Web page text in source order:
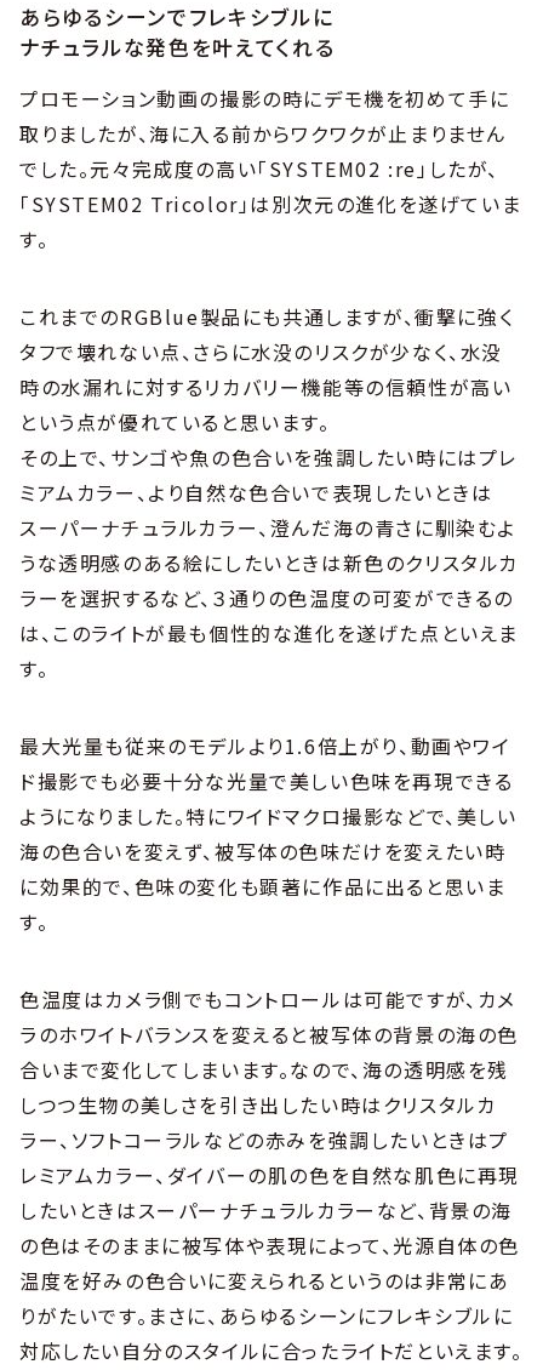
あらゆるシーンでフレキシブルに
ナチュラルな発色を叶えてくれる
プロモーション動画の撮影の時にデモ機を初めて手に
取りましたが、海に入る前からワクワクが止まりません
でした。元々完成度の高い「SYSTEM02 :re」したが、
「SYSTEM02 Tricolor」は別次元の進化を遂げていま
す。
これまでのRGBlue製品にも共通しますが、衝撃に強く
タフで壊れない点、さらに水没のリスクが少なく、水没
時の水漏れに対するリカバリー機能等の信頼性が高い
という点が優れていると思います。
その上で、サンゴや魚の色合いを強調したい時にはプレ
ミアムカラー、より自然な色合いで表現したいときは
スーパーナチュラルカラー、澄んだ海の青さに馴染むよ
うな透明感のある絵にしたいときは新色のクリスタルカ
ラーを選択するなど、３通りの色温度の可変ができるの
は、このライトが最も個性的な進化を遂げた点といえま
す。
最大光量も従来のモデルより1.6倍上がり、動画やワイ
ド撮影でも必要十分な光量で美しい色味を再現できる
ようになりました。特にワイドマクロ撮影などで、美しい
海の色合いを変えず、被写体の色味だけを変えたい時
に効果的で、色味の変化も顕著に作品に出ると思いま
す。
色温度はカメラ側でもコントロールは可能ですが、カメ
ラのホワイトバランスを変えると被写体の背景の海の色
合いまで変化してしまいます。なので、海の透明感を残
しつつ生物の美しさを引き出したい時はクリスタルカ
ラー、ソフトコーラルなどの赤みを強調したいときはプ
レミアムカラー、ダイバーの肌の色を自然な肌色に再現
したいときはスーパーナチュラルカラーなど、背景の海
の色はそのままに被写体や表現によって、光源自体の色
温度を好みの色合いに変えられるというのは非常にあ
りがたいです。まさに、あらゆるシーンにフレキシブルに
対応したい自分のスタイルに合ったライトだといえます。